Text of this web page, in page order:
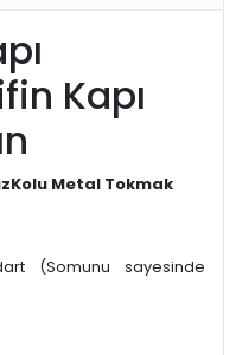
Kapı
Metal Tokmak
(Somunu sayesinde